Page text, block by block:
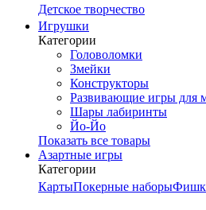
Детское творчество
Игрушки
Категории
Головоломки
Змейки
Конструкторы
Развивающие игры для
Шары лабиринты
Йо-Йо
Показать все товары
Азартные игры
Категории
КартыПокерные наборы